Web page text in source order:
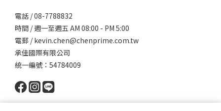
電話 / 08-7788832
時間 / 週一至週五 AM 08:00 - PM 5:00
電郵 / kevin.chen@chenprime.com.tw
承佳國際有限公司
統一編號：54784009